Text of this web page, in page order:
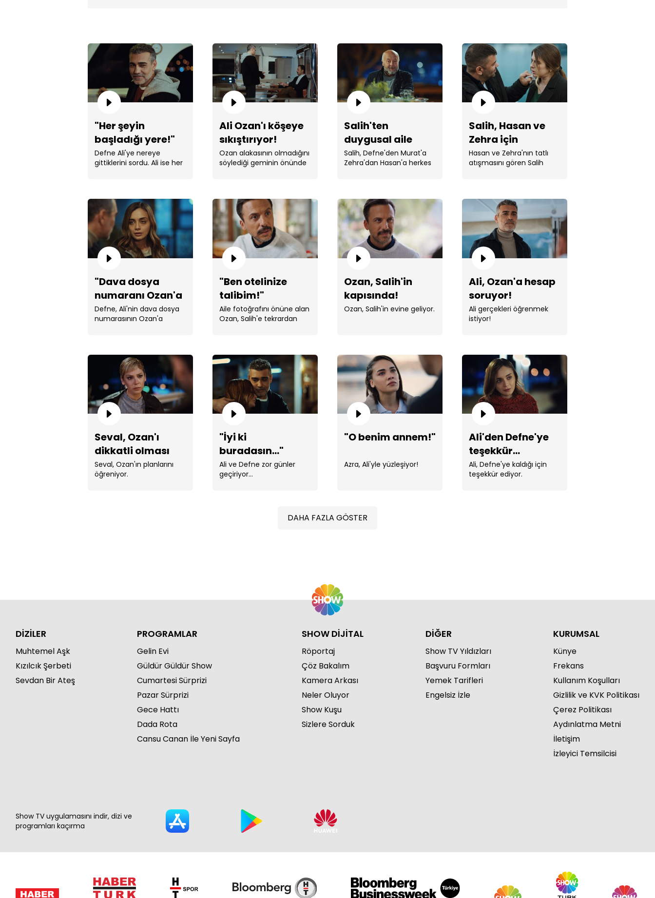
"İyi ki buradasın..."
Ozan yakalanacak mı?
Ali'nin aldığı risk işe yarıyor!
"Her şeyin
başladığı yere!"
Defne Ali'ye nereye
gittiklerini sordu. Ali ise her
Ali Ozan'ı köşeye
sıkıştırıyor!
Ozan alakasının olmadığını
söylediği geminin önünde
Salih'ten
duygusal aile
konuşması...
Salih, Defne'den Murat'a
Zehra'dan Hasan'a herkes
Salih, Hasan ve
Zehra için
buluşma
ayarlıyor!
Hasan ve Zehra'nın tatlı
atışmasını gören Salih
"Dava dosya
numaranı Ozan'a
ben verdim!"
Defne, Ali'nin dava dosya
numarasının Ozan'a
"Ben otelinize
talibim!"
Aile fotoğrafını önüne alan
Ozan, Salih'e tekrardan
Ozan, Salih'in
kapısında!
Ozan, Salih'in evine geliyor.
Ali, Ozan'a hesap
soruyor!
Ali gerçekleri öğrenmek
istiyor!
Seval, Ozan'ı
dikkatli olması
için uyarıyor!
Seval, Ozan'ın planlarını
öğreniyor.
"İyi ki
buradasın..."
Ali ve Defne zor günler
geçiriyor...
"O benim annem!"
Azra, Ali'yle yüzleşiyor!
Ali'den Defne'ye
teşekkür...
Ali, Defne'ye kaldığı için
teşekkür ediyor.
DAHA FAZLA GÖSTER
DİZİLER
Muhtemel Aşk
Kızılcık Şerbeti
Sevdan Bir Ateş
PROGRAMLAR
Gelin Evi
Güldür Güldür Show
Cumartesi Sürprizi
Pazar Sürprizi
Gece Hattı
Dada Rota
Cansu Canan İle Yeni Sayfa
SHOW DİJİTAL
Röportaj
Çöz Bakalım
Kamera Arkası
Neler Oluyor
Show Kuşu
Sizlere Sorduk
DİĞER
Show TV Yıldızları
Başvuru Formları
Yemek Tarifleri
Engelsiz İzle
KURUMSAL
Künye
Frekans
Kullanım Koşulları
Gizlilik ve KVK Politikası
Çerez Politikası
Aydınlatma Metni
İletişim
İzleyici Temsilcisi
Show TV uygulamasını indir, dizi ve
programları kaçırma